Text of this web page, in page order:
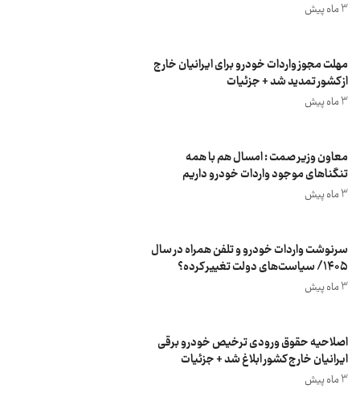
3 ماه پیش
مهلت مجوز واردات خودرو برای ایرانیان خارج
از کشور تمدید شد + جزئیات
3 ماه پیش
معاون وزیر صمت : امسال هم با همه
تنگناهای موجود واردات خودرو داریم
3 ماه پیش
سرنوشت واردات خودرو و تلفن همراه در سال
۱۴۰۵/ سیاست‌های دولت تغییر کرده؟
3 ماه پیش
اصلاحیه حقوق ورودی ترخیص خودرو برقی
ایرانیان خارج کشور ابلاغ شد + جزئیات
3 ماه پیش